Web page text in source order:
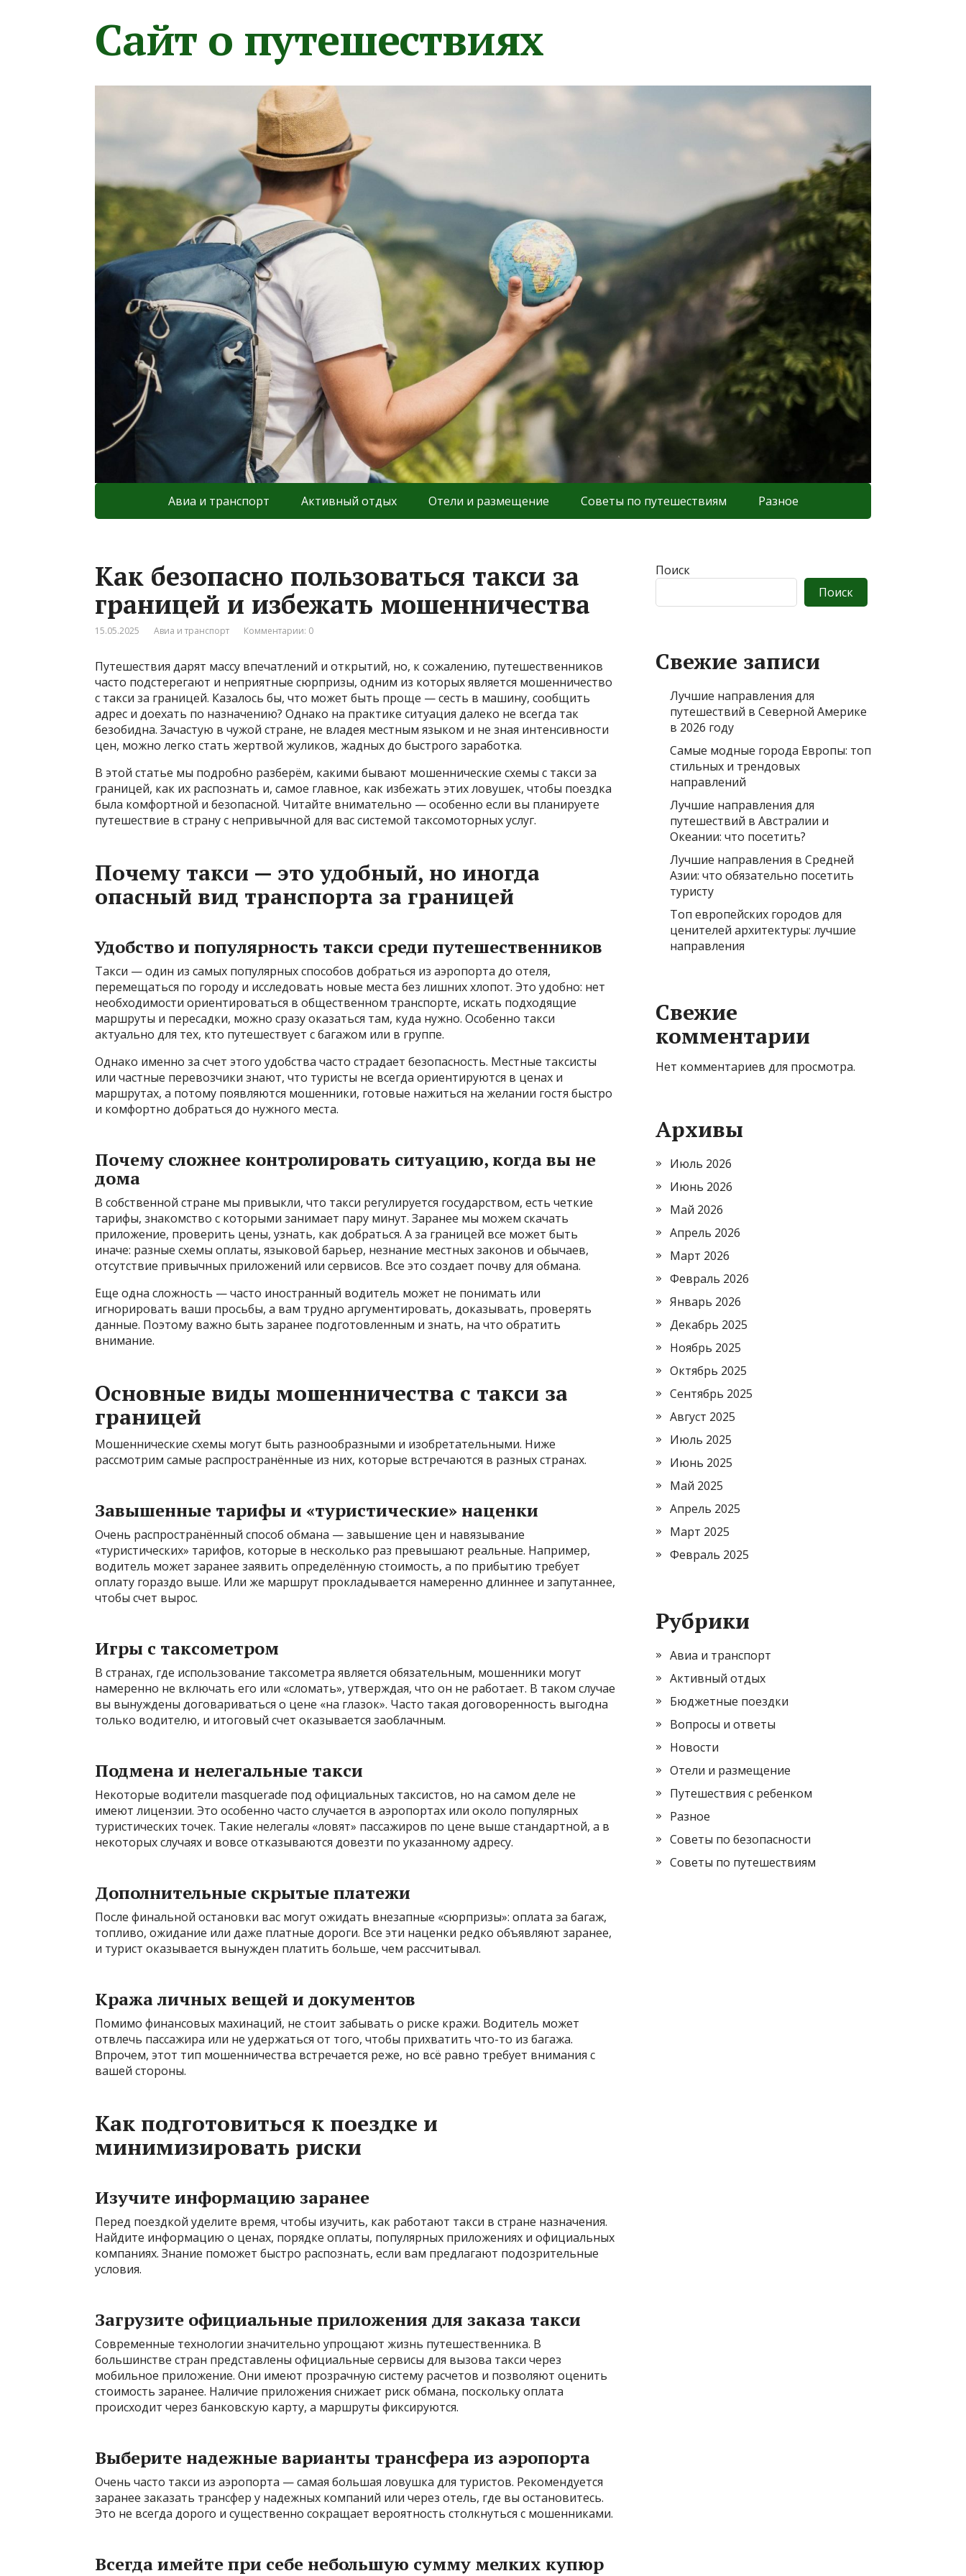
Сайт о путешествиях
Авиа и транспорт Активный отдых Отели и размещение Советы по путешествиям Разное
Как безопасно пользоваться такси за
границей и избежать мошенничества
15.05.2025 Авиа и транспорт Комментарии: 0
Путешествия дарят массу впечатлений и открытий, но, к сожалению, путешественников
часто подстерегают и неприятные сюрпризы, одним из которых является мошенничество
с такси за границей. Казалось бы, что может быть проще — сесть в машину, сообщить
адрес и доехать по назначению? Однако на практике ситуация далеко не всегда так
безобидна. Зачастую в чужой стране, не владея местным языком и не зная интенсивности
цен, можно легко стать жертвой жуликов, жадных до быстрого заработка.
В этой статье мы подробно разберём, какими бывают мошеннические схемы с такси за
границей, как их распознать и, самое главное, как избежать этих ловушек, чтобы поездка
была комфортной и безопасной. Читайте внимательно — особенно если вы планируете
путешествие в страну с непривычной для вас системой таксомоторных услуг.
Почему такси — это удобный, но иногда
опасный вид транспорта за границей
Удобство и популярность такси среди путешественников
Такси — один из самых популярных способов добраться из аэропорта до отеля,
перемещаться по городу и исследовать новые места без лишних хлопот. Это удобно: нет
необходимости ориентироваться в общественном транспорте, искать подходящие
маршруты и пересадки, можно сразу оказаться там, куда нужно. Особенно такси
актуально для тех, кто путешествует с багажом или в группе.
Однако именно за счет этого удобства часто страдает безопасность. Местные таксисты
или частные перевозчики знают, что туристы не всегда ориентируются в ценах и
маршрутах, а потому появляются мошенники, готовые нажиться на желании гостя быстро
и комфортно добраться до нужного места.
Почему сложнее контролировать ситуацию, когда вы не
дома
В собственной стране мы привыкли, что такси регулируется государством, есть четкие
тарифы, знакомство с которыми занимает пару минут. Заранее мы можем скачать
приложение, проверить цены, узнать, как добраться. А за границей все может быть
иначе: разные схемы оплаты, языковой барьер, незнание местных законов и обычаев,
отсутствие привычных приложений или сервисов. Все это создает почву для обмана.
Еще одна сложность — часто иностранный водитель может не понимать или
игнорировать ваши просьбы, а вам трудно аргументировать, доказывать, проверять
данные. Поэтому важно быть заранее подготовленным и знать, на что обратить
внимание.
Основные виды мошенничества с такси за
границей
Мошеннические схемы могут быть разнообразными и изобретательными. Ниже
рассмотрим самые распространённые из них, которые встречаются в разных странах.
Завышенные тарифы и «туристические» наценки
Очень распространённый способ обмана — завышение цен и навязывание
«туристических» тарифов, которые в несколько раз превышают реальные. Например,
водитель может заранее заявить определённую стоимость, а по прибытию требует
оплату гораздо выше. Или же маршрут прокладывается намеренно длиннее и запутаннее,
чтобы счет вырос.
Игры с таксометром
В странах, где использование таксометра является обязательным, мошенники могут
намеренно не включать его или «сломать», утверждая, что он не работает. В таком случае
вы вынуждены договариваться о цене «на глазок». Часто такая договоренность выгодна
только водителю, и итоговый счет оказывается заоблачным.
Подмена и нелегальные такси
Некоторые водители masquerade под официальных таксистов, но на самом деле не
имеют лицензии. Это особенно часто случается в аэропортах или около популярных
туристических точек. Такие нелегалы «ловят» пассажиров по цене выше стандартной, а в
некоторых случаях и вовсе отказываются довезти по указанному адресу.
Дополнительные скрытые платежи
После финальной остановки вас могут ожидать внезапные «сюрпризы»: оплата за багаж,
топливо, ожидание или даже платные дороги. Все эти наценки редко объявляют заранее,
и турист оказывается вынужден платить больше, чем рассчитывал.
Кража личных вещей и документов
Помимо финансовых махинаций, не стоит забывать о риске кражи. Водитель может
отвлечь пассажира или не удержаться от того, чтобы прихватить что-то из багажа.
Впрочем, этот тип мошенничества встречается реже, но всё равно требует внимания с
вашей стороны.
Как подготовиться к поездке и
минимизировать риски
Изучите информацию заранее
Перед поездкой уделите время, чтобы изучить, как работают такси в стране назначения.
Найдите информацию о ценах, порядке оплаты, популярных приложениях и официальных
компаниях. Знание поможет быстро распознать, если вам предлагают подозрительные
условия.
Загрузите официальные приложения для заказа такси
Современные технологии значительно упрощают жизнь путешественника. В
большинстве стран представлены официальные сервисы для вызова такси через
мобильное приложение. Они имеют прозрачную систему расчетов и позволяют оценить
стоимость заранее. Наличие приложения снижает риск обмана, поскольку оплата
происходит через банковскую карту, а маршруты фиксируются.
Выберите надежные варианты трансфера из аэропорта
Очень часто такси из аэропорта — самая большая ловушка для туристов. Рекомендуется
заранее заказать трансфер у надежных компаний или через отель, где вы остановитесь.
Это не всегда дорого и существенно сокращает вероятность столкнуться с мошенниками.
Всегда имейте при себе небольшую сумму мелких купюр
Поиск
Поиск
Свежие записи
Лучшие направления для
путешествий в Северной Америке
в 2026 году
Самые модные города Европы: топ
стильных и трендовых
направлений
Лучшие направления для
путешествий в Австралии и
Океании: что посетить?
Лучшие направления в Средней
Азии: что обязательно посетить
туристу
Топ европейских городов для
ценителей архитектуры: лучшие
направления
Свежие
комментарии
Нет комментариев для просмотра.
Архивы
Июль 2026
Июнь 2026
Май 2026
Апрель 2026
Март 2026
Февраль 2026
Январь 2026
Декабрь 2025
Ноябрь 2025
Октябрь 2025
Сентябрь 2025
Август 2025
Июль 2025
Июнь 2025
Май 2025
Апрель 2025
Март 2025
Февраль 2025
Рубрики
Авиа и транспорт
Активный отдых
Бюджетные поездки
Вопросы и ответы
Новости
Отели и размещение
Путешествия с ребенком
Разное
Советы по безопасности
Советы по путешествиям